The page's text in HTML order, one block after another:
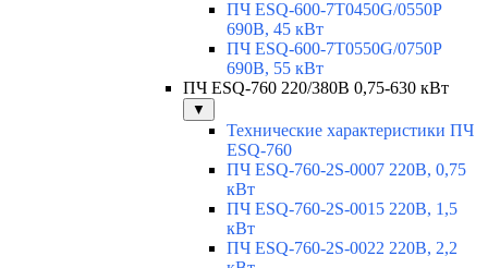
ПЧ ESQ-600-7T0450G/0550P
690В, 45 кВт
ПЧ ESQ-600-7T0550G/0750P
690В, 55 кВт
ПЧ ESQ-760 220/380В 0,75-630 кВт
▼
Технические характеристики ПЧ
ESQ-760
ПЧ ESQ-760-2S-0007 220В, 0,75
кВт
ПЧ ESQ-760-2S-0015 220В, 1,5
кВт
ПЧ ESQ-760-2S-0022 220В, 2,2